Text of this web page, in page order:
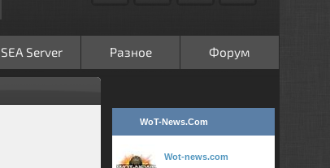
SEA Server Разное Форум
WoT-News.Com
Wot-news.com